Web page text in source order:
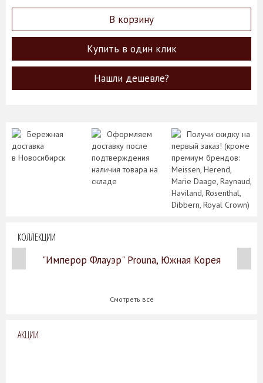
В корзину
Купить в один клик
Нашли дешевле?
Бережная
доставка
в Новосибирск
Оформляем
доставку после
подтверждения
наличия товара на
складе
Получи скидку на
первый заказ! (кроме
премиум брендов:
Meissen, Herend,
Marie Daage, Raynaud,
Haviland, Rosenthal,
Dibbern, Royal Crown)
КОЛЛЕКЦИИ
"Имперор Флауэр" Prouna, Южная Корея
Смотреть все
АКЦИИ